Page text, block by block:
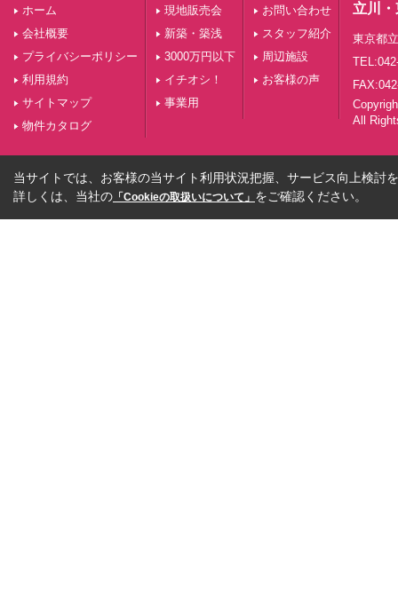
ホーム
会社概要
プライバシーポリシー
利用規約
サイトマップ
物件カタログ
現地販売会
新築・築浅
3000万円以下
イチオシ！
事業用
お問い合わせ
スタッフ紹介
周辺施設
お客様の声
立川
東京都
All
当サイトでは、お客様の当サイト利用状況把握、サービス向上検討
詳しくは、当社の 「Cookieの取扱いについて」 をご確認ください。